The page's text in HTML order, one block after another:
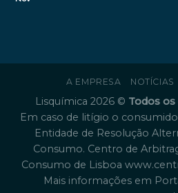
A EMPRESA NOTÍCIAS
Lisquímica 2026 © Todos
Em caso de litígio o
Entidade de Resolução
Consumo. Centro de
Consumo de Lisboa
Mais informações em